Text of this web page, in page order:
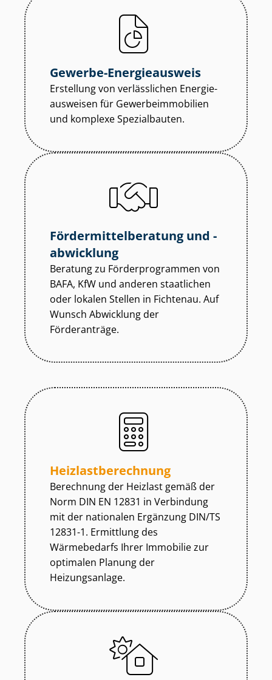
Gewerbe-Energieausweis
Erstellung von verlässlichen En­er­gie­
aus­wei­sen für Ge­wer­be­im­mo­bi­li­en
und komplexe Spezialbauten.
För­der­mit­tel­be­ra­tung und -
abwicklung
Beratung zu För­der­pro­gram­men von
BAFA, KfW und anderen staatlichen
oder lokalen Stellen in Fichtenau. Auf
Wunsch Abwicklung der
Förderanträge.
Heiz­last­be­rech­nung
Berechnung der Heizlast gemäß der
Norm DIN EN 12831 in Verbindung
mit der nationalen Ergänzung DIN/TS
12831-1. Ermittlung des
Wärmebedarfs Ihrer Immobilie zur
optimalen Planung der
Heizungsanlage.